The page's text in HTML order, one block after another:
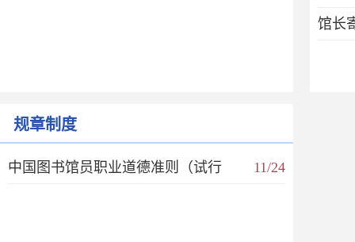
馆长
规章制度
11/24
中国图书馆员职业道德准则（试行